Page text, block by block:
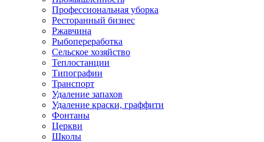
Профессиональная уборка
Ресторанный бизнес
Ржавчина
Рыбопереработка
Сельское хозяйство
Теплостанции
Типографии
Транспорт
Удаление запахов
Удаление краски, граффити
Фонтаны
Церкви
Школы